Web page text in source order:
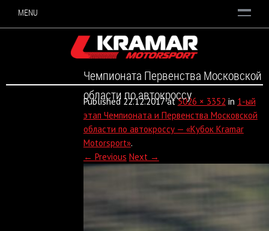
MENU
Чемпионата Первенства Московской
области по автокроссу
Published 22.12.2017at5026 × 3352 in 1-ый
этап Чемпионата и Первенства Московской
области по автокроссу — «Кубок Kramar
Motorsport».
← Previous Next →